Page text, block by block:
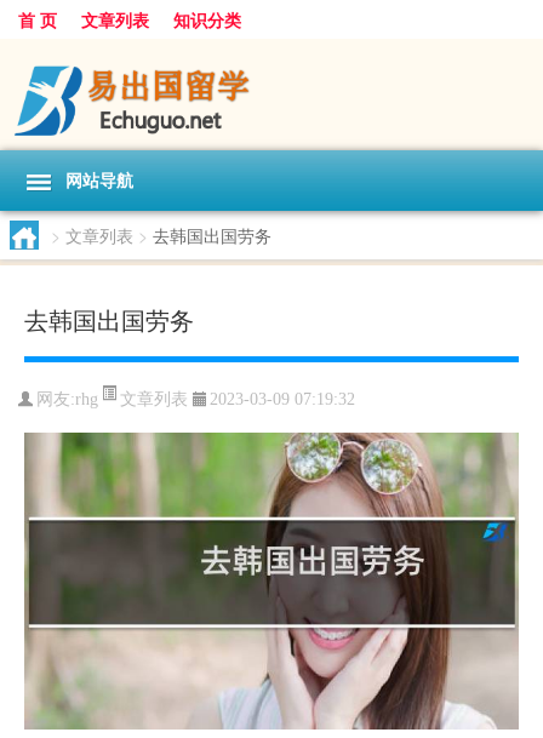
首 页 文章列表 知识分类
网站导航
> 文章列表 > 去韩国出国劳务
去韩国出国劳务
网友:rhg 文章列表 2023-03-09 07:19:32